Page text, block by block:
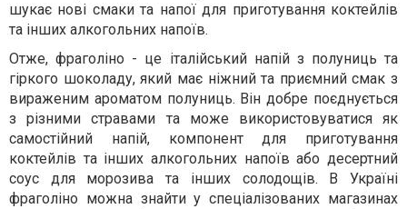
шукає нові смаки та напої для приготування коктейлів
та інших алкогольних напоїв.
Отже, фраголіно - це італійський напій з полуниць та
гіркого шоколаду, який має ніжний та приємний смак з
вираженим ароматом полуниць. Він добре поєднується
з різними стравами та може використовуватися як
самостійний напій, компонент для приготування
коктейлів та інших алкогольних напоїв або десертний
соус для морозива та інших солодощів. В Україні
фраголіно можна знайти у спеціалізованих магазинах